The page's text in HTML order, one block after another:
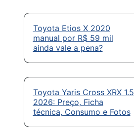
Toyota Etios X 2020
manual por R$ 59 mil
ainda vale a pena?
Toyota Yaris Cross XRX 1.5
2026: Preço, Ficha
técnica, Consumo e Fotos